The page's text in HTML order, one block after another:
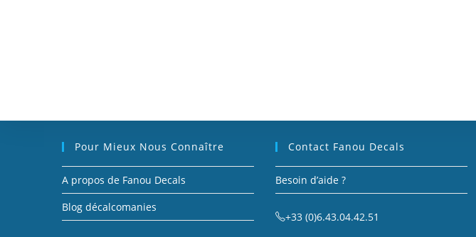
Pour Mieux Nous Connaître
A propos de Fanou Decals
Blog décalcomanies
Contact Fanou Decals
Besoin d’aide ?
+33 (0)6.43.04.42.51